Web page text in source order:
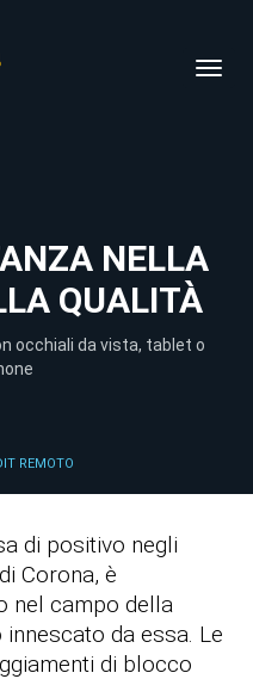
NELLA
QUALITÀ
occhiali da vista, tablet o
REMOTO
di positivo negli
Corona, è
nel campo della
da essa. Le
di blocco